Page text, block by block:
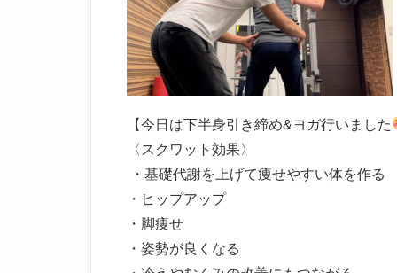
【今日は下半身引き締め&ヨガ行いました
〈スクワット効果〉
・基礎代謝を上げて痩せやすい体を作る
・ヒップアップ
・脚痩せ
・姿勢が良くなる